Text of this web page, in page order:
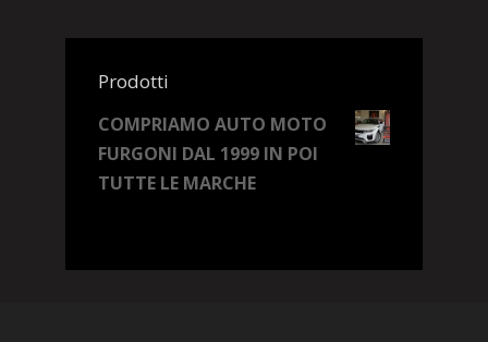
Prodotti
COMPRIAMO AUTO MOTO
FURGONI DAL 1999 IN POI
TUTTE LE MARCHE